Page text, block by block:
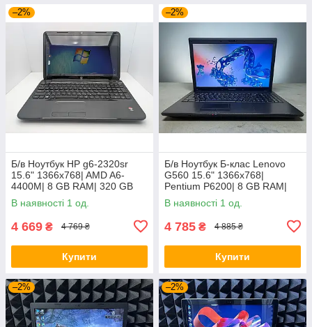
–2%
Б/в Ноутбук HP g6-2320sr
15.6" 1366x768| AMD A6-
4400M| 8 GB RAM| 320 GB
HDD| Radeon HD 7520G
В наявності 1 од.
4 669 ₴ 4 769 ₴
Купити
–2%
Б/в Ноутбук Б-клас Lenovo
G560 15.6" 1366x768|
Pentium P6200| 8 GB RAM|
120 GB SSD| HD
В наявності 1 од.
4 785 ₴ 4 885 ₴
Купити
–2% –2%